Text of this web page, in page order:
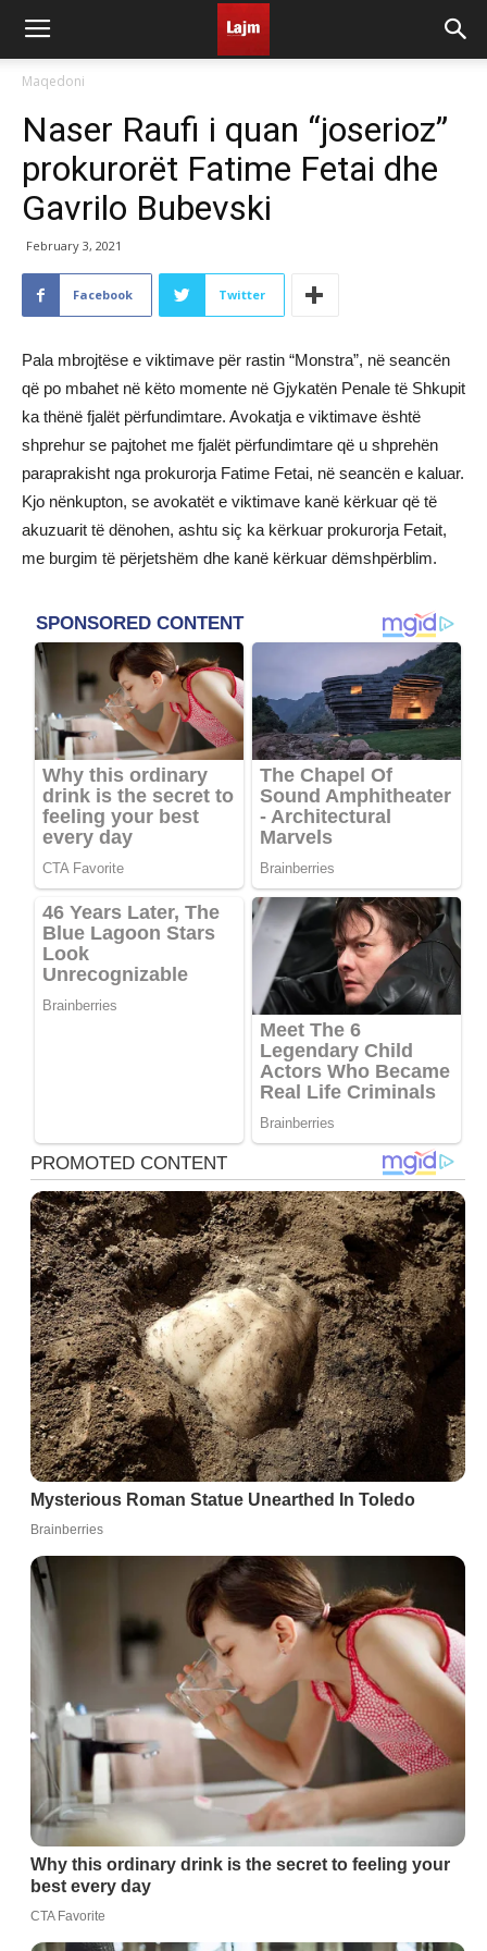
Maqedoni
Naser Raufi i quan “joserioz”
prokurorët Fatime Fetai dhe
Gavrilo Bubevski
February 3, 2021
Facebook Twitter
Pala mbrojtëse e viktimave për rastin “Monstra”, në seancën
që po mbahet në këto momente në Gjykatën Penale të Shkupit
ka thënë fjalët përfundimtare. Avokatja e viktimave është
shprehur se pajtohet me fjalët përfundimtare që u shprehën
paraprakisht nga prokurorja Fatime Fetai, në seancën e kaluar.
Kjo nënkupton, se avokatët e viktimave kanë kërkuar që të
akuzuarit të dënohen, ashtu siç ka kërkuar prokurorja Fetait,
me burgim të përjetshëm dhe kanë kërkuar dëmshpërblim.